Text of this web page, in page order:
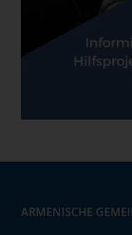
ARMENISCHE